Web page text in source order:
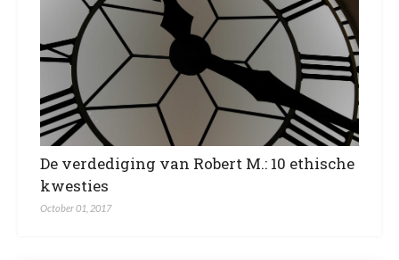
De verdediging van Robert M.: 10 ethische
kwesties
October 01, 2017